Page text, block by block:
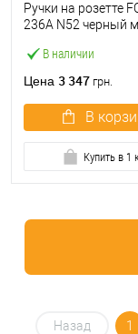
В наличии
Ручки на розетте
236A N52 черный
Цена 3 347 грн.
В
Купить в 1
Назад 1